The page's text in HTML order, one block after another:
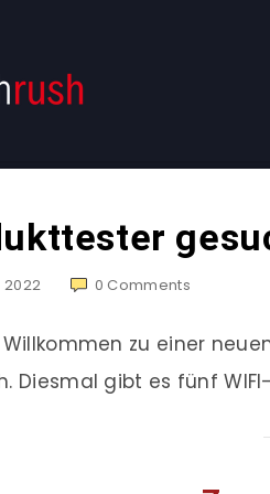
2022 0 Comments
Willkommen zu einer
Diesmal gibt es fünf